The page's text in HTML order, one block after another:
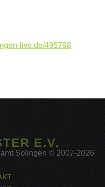
live.de/495798
E.V.
Solingen © 2007-2026